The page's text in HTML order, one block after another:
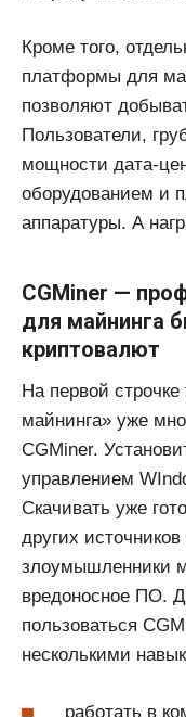
Кроме того,
платформы для
позволяют
Пользователи,
мощности дата-
оборудованием и
аппаратуры. А
CGMiner —
для майнинга
криптовалют
На первой
майнинга» уже
CGMiner.
управлением
Скачивать уже
других
злоумышленники
вредоносное ПО.
пользоваться
несколькими
работать в